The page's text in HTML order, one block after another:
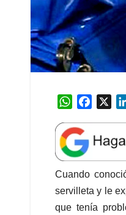
W
a
t
s
A
p
p
e
b
o
o
k
Cuando
servilleta y le
que tenía